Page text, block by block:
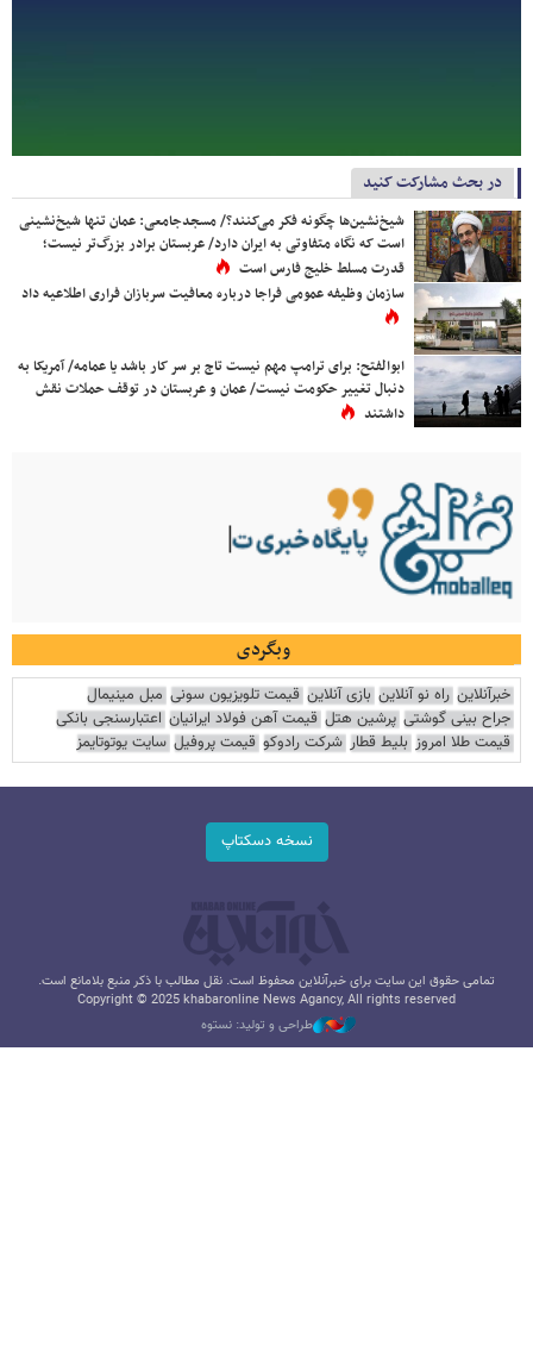
در بحث مشارکت کنید
شیخ‌نشین‌ها چگونه فکر می‌کنند؟/ مسجدجامعی: عمان تنها شیخ‌نشینی
است که نگاه متفاوتی به ایران دارد/ عربستان برادر بزرگ‌تر نیست؛
قدرت مسلط خلیج فارس است
سازمان وظیفه عمومی فراجا درباره معافیت سربازان فراری اطلاعیه داد
ابوالفتح: برای ترامپ مهم نیست تاج بر سر کار باشد یا عمامه/ آمریکا به
دنبال تغییر حکومت نیست/ عمان و عربستان در توقف حملات نقش
داشتند
وبگردی
خبرآنلاین راه نو آنلاین بازی آنلاین قیمت تلویزیون سونی مبل مینیمال
جراح بینی گوشتی پرشین هتل قیمت آهن فولاد ایرانیان اعتبارسنجی بانکی
قیمت طلا امروز بلیط قطار شرکت رادوکو قیمت پروفیل سایت یوتوتایمز
نسخه دسکتاپ
تمامی حقوق این سایت برای خبرآنلاین محفوظ است. نقل مطالب با ذکر منبع بلامانع است.
Copyright © 2025 khabaronline News Agancy, All rights reserved
طراحی و تولید: نستوه